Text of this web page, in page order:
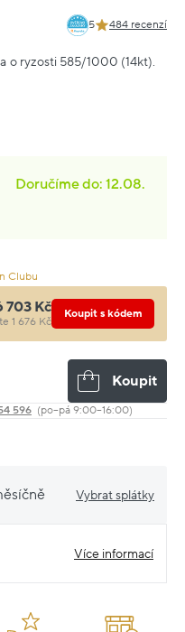
5 484 recenzí
o ryzosti 585/1000 (14kt).
Doručíme do: 12.08.
Clubu
703 Kč
1 676 Kč
Koupit s kódem
Koupit
596 (po–pá 9:00–16:00)
Vybrat splátky
Více informací